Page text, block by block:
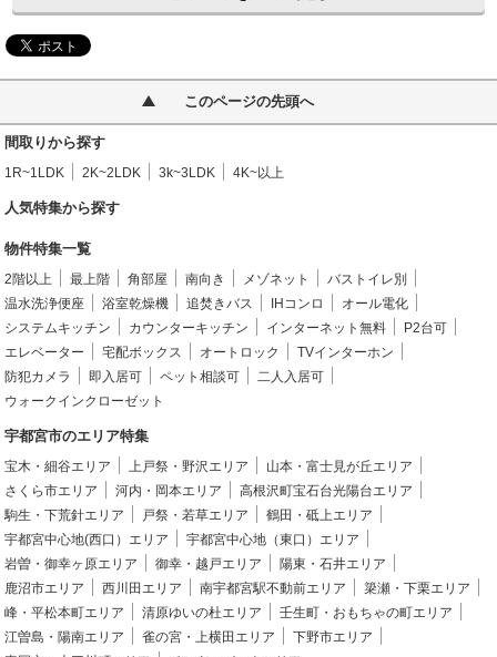
このページの先頭へ
間取りから探す
1R~1LDK 2K~2LDK 3k~3LDK 4K~以上
人気特集から探す
物件特集一覧
2階以上 最上階 角部屋 南向き メゾネット
バストイレ別
温水洗浄便座
浴室乾燥機 追焚きバス IHコンロ
オール電化
システムキッチン
カウンターキッチン インターネット無料
P2台可
エレベーター
宅配ボックス オートロック
TVインターホン
防犯カメラ
即入居可 ペット相談可
二人入居可
ウォークインクローゼット
宇都宮市のエリア特集
宝木・細谷エリア 上戸祭・野沢エリア
山本・富士見が丘エリア
さくら市エリア
河内・岡本エリア
高根沢町宝石台光陽台エリア
駒生・下荒針エリア
戸祭・若草エリア
鶴田・砥上エリア
宇都宮中心地(西口）エリア
宇都宮中心地（東口）エリア
岩曽・御幸ヶ原エリア
御幸・越戸エリア
陽東・石井エリア
鹿沼市エリア
西川田エリア 南宇都宮駅不動前エリア
簗瀬・下栗エリア
峰・平松本町エリア
清原ゆいの杜エリア
壬生町・おもちゃの町エリア
江曽島・陽南エリア
雀の宮・上横田エリア
下野市エリア